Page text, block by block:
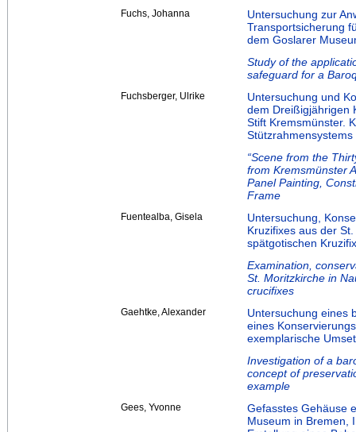
Fuchs, Johanna
Untersuchung zur
Transportsicherung
dem Goslarer
Study of the
safeguard for a
Fuchsberger, Ulrike
Untersuchung und
dem Dreißigjährigen
Stift Kremsmünster.
Stützrahmensystems
“Scene from the
from Kremsmünster
Panel Painting,
Frame
Fuentealba, Gisela
Untersuchung,
Kruzifixes aus der
spätgotischen
Examination,
St. Moritzkirche in
crucifixes
Gaehtke, Alexander
Untersuchung eines
eines
exemplarische
Investigation of a
concept of
example
Gees, Yvonne
Gefasstes Gehäuse
Museum in Bremen,